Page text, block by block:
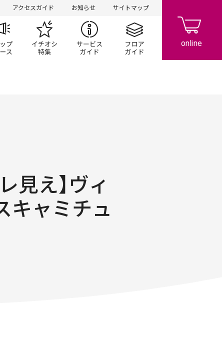
アクセスガイド お知らせ サイトマップ
ン一覧 ショップニュースイチオシ特集 サービスガイドフロアガイド
見え】ヴィ
キャミチュ